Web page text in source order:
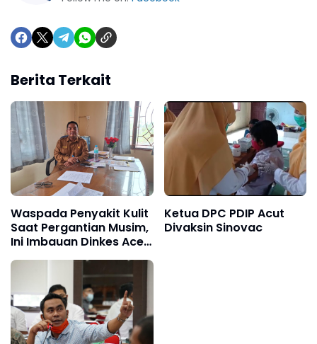
Berita Terkait
Waspada Penyakit Kulit
Saat Pergantian Musim,
Ini Imbauan Dinkes Aceh
Utara untuk
Ketua DPC PDIP Acut
Divaksin Sinovac